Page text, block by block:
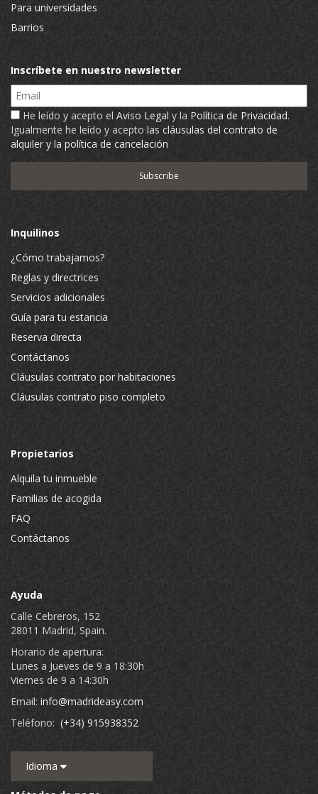
Para universidades
Barrios
Inscríbete en nuestro newsletter
Email
He leído y acepto el Aviso Legal y la Política de Privacidad.
Igualmente he leído y acepto las cláusulas del contrato de
alquiler y la política de cancelación
Inquilinos
¿Cómo trabajamos?
Reglas y directrices
Servicios adicionales
Guía para tu estancia
Reserva directa
Contáctanos
Cláusulas contrato por habitaciones
Cláusulas contrato piso completo
Propietarios
Alquila tu inmueble
Familias de acogida
FAQ
Contáctanos
Ayuda
Calle Cebreros, 152
28011 Madrid, Spain.
Horario de apertura:
Lunes a Jueves de 9 a 18:30h
Viernes de 9 a 14:30h
Email: info@madrideasy.com
Teléfono: (+34) 915938352
Idioma